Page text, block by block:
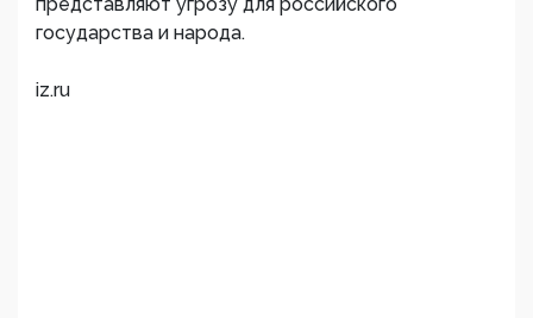
государства и народа.
iz.ru